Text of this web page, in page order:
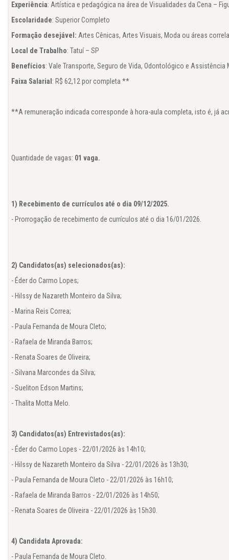
Experiência
Escolaridade
Formação desejável:
Local de Trabalho
Benefícios
Faixa Salarial : R$ 62,12 por completa **
**A remuneração indicada corresponde à hora-aula completa, isto é, já
Quantidade de vagas: 01 vaga.
1) Recebimento de currículos até o dia 09/12/2025.
- Prorrogação de recebimento de currículos até o dia 16/01/2026.
2) Candidatos(as) selecionados(as):
- Éder do Carmo Lopes;
- Hilssy de Nazareth Monteiro da Silva;
- Marina Reis Correa;
- Paula Fernanda de Moura Cleto;
- Rafaela de Miranda Barros;
- Renata Soares de Oliveira;
- Silvana Marcondes da Silva;
- Sueliton Edson Martins;
- Thalita Motta Melo.
3) Candidatos(as) Entrevistados(as):
- Éder do Carmo Lopes - 22/01/2026 às 14h10;
- Hilssy de Nazareth Monteiro da Silva - 22/01/2026 às 13h30;
- Paula Fernanda de Moura Cleto - 22/01/2026 às 16h10;
- Rafaela de Miranda Barros - 22/01/2026 às 14h50;
- Renata Soares de Oliveira - 22/01/2026 às 15h30.
4) Candidata Aprovada:
- Paula Fernanda de Moura Cleto.